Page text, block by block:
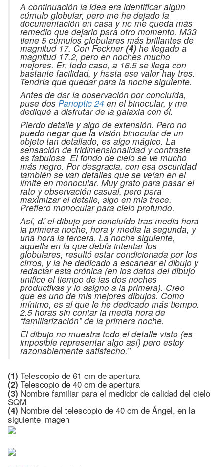
A continuación la idea era identificar algún
cúmulo globular, pero me he dejado la
documentación en casa y no me queda más
remedio que dejarlo para otro momento. M33
tiene 5 cúmulos globulares más brillantes de
magnitud 17. Con Feckner(4) he llegado a
magnitud 17.2, pero en noches mucho
mejores. En todo caso, a 16.5 se llega con
bastante facilidad, y hasta ese valor hay tres.
Tendría que quedar para la noche siguiente.
Antes de dar la observación por concluída,
puse dos Panoptic 24 en el binocular, y me
dediqué a disfrutar de la galaxia con él.
Pierdo detalle y algo de extensión. Pero no
puedo negar que la visión binocular de un
objeto tan detallado, es algo mágico. La
sensación de tridimensionalidad y contraste
es fabulosa. El fondo de cielo se ve mucho
más negro. Por desgracia, con esa oscuridad
también se van detalles que se veían en el
límite en monocular. Muy grato para pasar el
rato y observación casual, pero para
maximizar el detalle, sigo en mis trece.
Prefiero monocular para cielo profundo.
Así, dí el dibujo por concluído tras media hora
la primera noche, hora y media la segunda, y
una hora la tercera. La noche siguiente,
aquella en la que debía intentar los
globulares, resultó estar condicionada por los
cirros, y la he dedicado a escanear el dibujo y
redactar esta crónica (en los datos del dibujo
unifico el tiempo de las dos noches
productivas y lo asigno a la primera). Creo
que es uno de mis mejores dibujos. Como
mínimo, es al que le he dedicado más tiempo.
2.5 horas sin contar la media hora de
“familiarización” de la primera noche.
El dibujo no muestra todo el detalle visto (es
imposible representar algo así) pero estoy
razonablemente satisfecho.”
(1) Telescopio de 61 cm de apertura
(2) Telescopio de 40 cm de apertura
(3) Nombre familiar para el medidor de calidad del cielo
SQM
(4)Nombre del telescopio de 40 cm de Ángel, en la
siguiente imagen